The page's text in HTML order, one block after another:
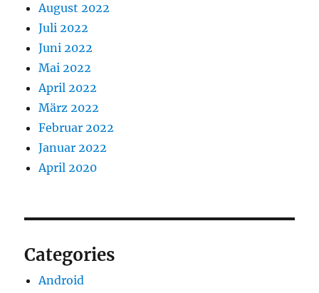
August 2022
Juli 2022
Juni 2022
Mai 2022
April 2022
März 2022
Februar 2022
Januar 2022
April 2020
Categories
Android